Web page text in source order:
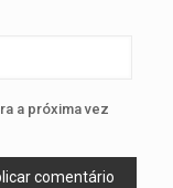
a próxima vez